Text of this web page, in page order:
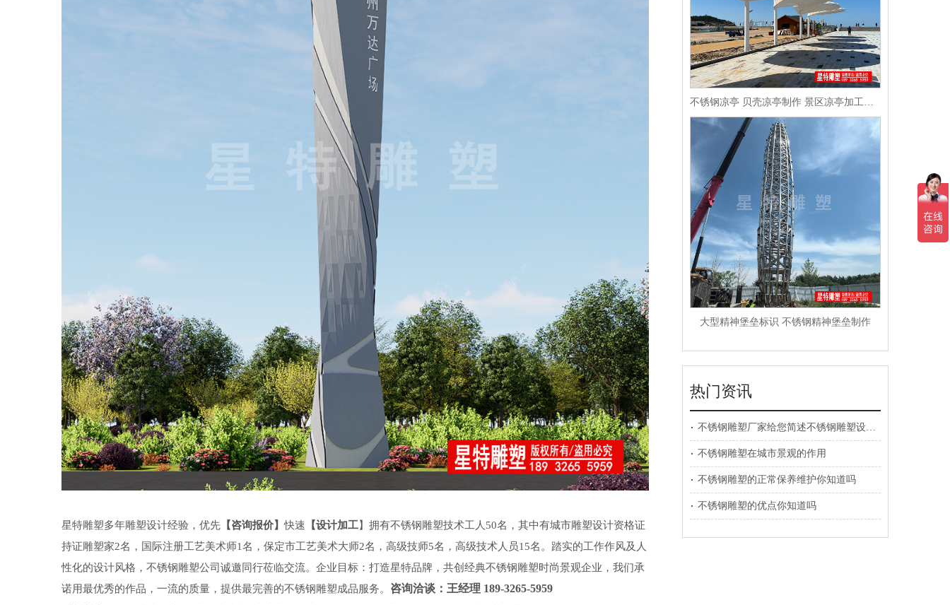
星特雕塑多年雕塑设计经验，优先 【咨询报价】快速 【设计加工】拥有不锈钢雕塑技术工人 50名，其中有城市雕塑设计资格证
持证雕塑家2名，国际注册工艺美术师1名，保定市工艺美术大师2名，高级技师5名，高级技术人员15名。踏实的工作作风及人
性化的设计风格，不锈钢雕塑公司诚邀同行莅临交流。企业目标：打造星特品牌，共创经典不锈钢雕塑时尚景观企业，我们承
诺用最优秀的作品，一流的质量，提供最完善的不锈钢雕塑成品 服务。 咨询洽谈：王经理 189-3265-5959
不锈钢凉亭 贝壳凉亭制作 景区凉亭加工制作
大型精神堡垒标识 不锈钢精神堡垒制作
热门资讯
不锈钢雕塑厂家给您简述不锈钢雕塑设计要素
不锈钢雕塑在城市景观的作用
不锈钢雕塑的正常保养维护你知道吗
不锈钢雕塑的优点你知道吗